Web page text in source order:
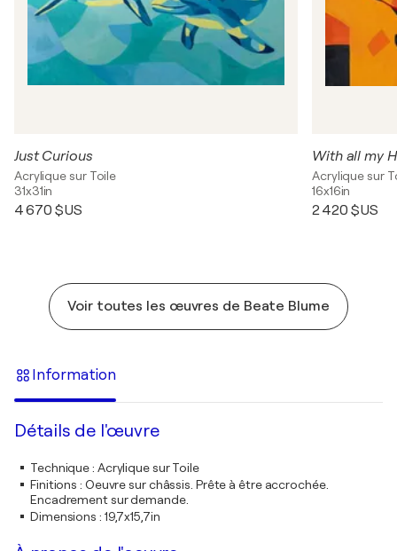
Just Curious
Acrylique sur Toile
31x31in
4 670 $US
With all my
Acrylique sur
16x16in
2 420 $US
Voir toutes les œuvres de Beate Blume
Information
Détails de l'œuvre
Technique: Acrylique sur Toile
Finitions : Oeuvre sur châssis. Prête à être accrochée.
Encadrement sur demande.
Dimensions : 19,7x15,7in